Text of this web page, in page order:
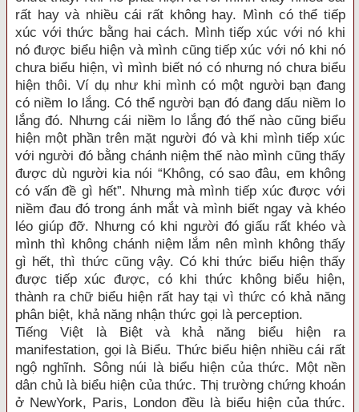
rất hay và nhiều cái rất không hay. Mình có thể tiếp
xúc với thức bằng hai cách. Mình tiếp xúc với nó khi
nó được biểu hiện và mình cũng tiếp xúc với nó khi nó
chưa biểu hiện, vì mình biết nó có nhưng nó chưa biểu
hiện thôi. Ví dụ như khi mình có một người bạn đang
có niềm lo lắng. Có thể người bạn đó đang dấu niềm lo
lắng đó. Nhưng cái niềm lo lắng đó thế nào cũng biểu
hiện một phần trên mặt người đó và khi mình tiếp xúc
với người đó bằng chánh niệm thế nào mình cũng thấy
được dù người kia nói “Không, có sao đâu, em không
có vấn đề gì hết”. Nhưng mà mình tiếp xúc được với
niềm đau đó trong ánh mắt và mình biết ngay và khéo
léo giúp đỡ. Nhưng có khi người đó giấu rất khéo và
mình thì không chánh niệm lắm nên mình không thấy
gì hết, thì thức cũng vậy. Có khi thức biểu hiện thấy
được tiếp xúc được, có khi thức không biểu hiện,
thành ra chữ biểu hiện rất hay tại vì thức có khả năng
phân biệt, khả năng nhận thức gọi là perception.
Tiếng Việt là Biệt và khả năng biểu hiện ra
manifestation, gọi là Biểu. Thức biểu hiện nhiều cái rất
ngộ nghĩnh. Sông núi là biểu hiện của thức. Một nền
dân chủ là biểu hiện của thức. Thị trường chứng khoán
ở NewYork, Paris, London đều là biểu hiện của thức.